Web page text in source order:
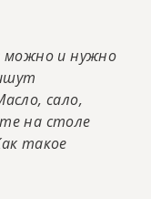
можно и нужно
сало,
на столе
такое